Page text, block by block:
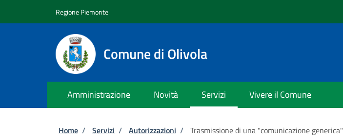
Regione Piemonte
Comune di Olivola
Amministrazione Novità Servizi Vivere il Comune
Briciole di pane
Home / Servizi / Autorizzazioni / Trasmissione di una "comunicazione generica"